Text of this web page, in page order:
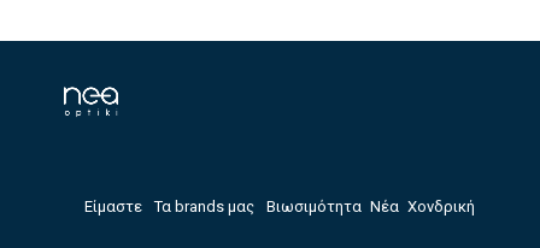
Είμαστε Τα brands μας Βιωσιμότητα Νέα Χονδρική